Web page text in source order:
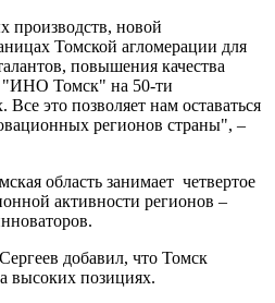
производств, новой
Томской агломерации для
повышения качества
Томск" на 50-ти
это позволяет нам оставаться
регионов страны", –
область занимает четвертое
активности регионов –
добавил, что Томск
высоких позициях.